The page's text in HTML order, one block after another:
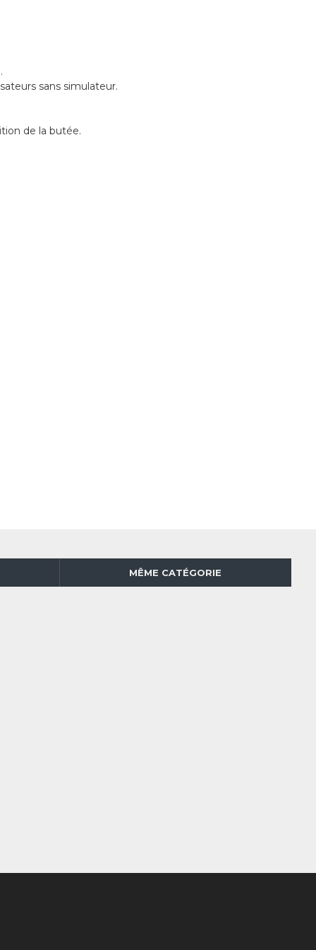
sans simulateur.
de la butée.
MÊME CATÉGORIE